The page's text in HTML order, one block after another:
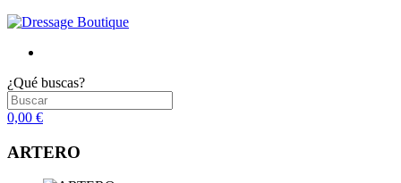
¿Qué buscas?
0,00 €
ARTERO